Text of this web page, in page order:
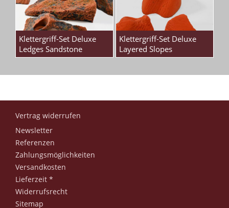
Klettergriff-Set Deluxe
Ledges Sandstone
Klettergriff-Set Deluxe
Layered Slopes
Vertrag widerrufen
Newsletter
Referenzen
Zahlungsmöglichkeiten
Versandkosten
Lieferzeit *
Widerrufsrecht
Sitemap